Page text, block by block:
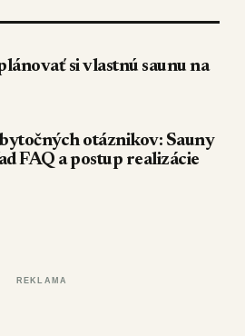
si vlastnú saunu na
otáznikov: Sauny
FAQ a postup realizácie
REKLAMA